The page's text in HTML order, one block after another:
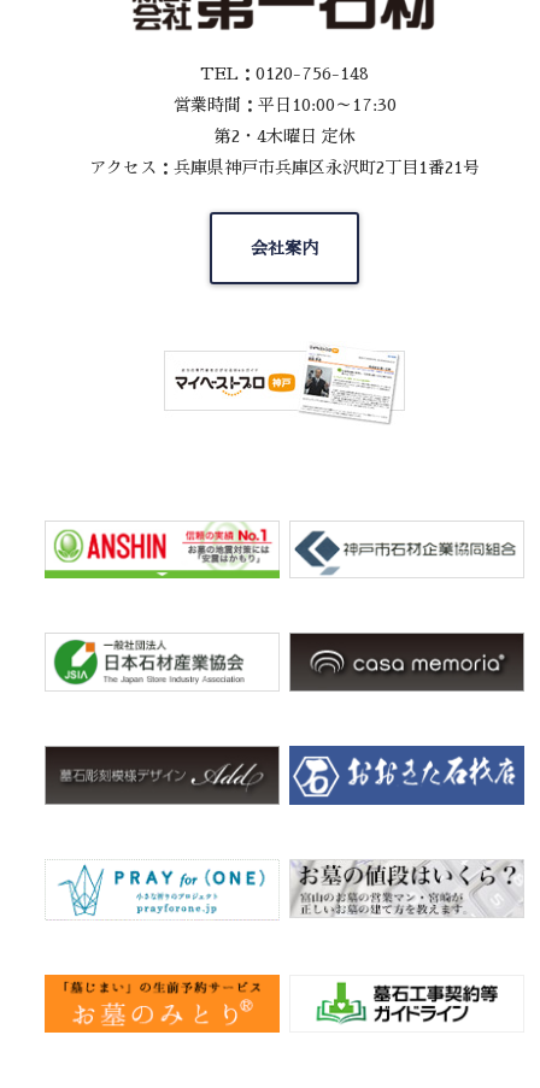
TEL：0120-756-148
営業時間：平日10:00～17:30
第2・4木曜日 定休
アクセス：兵庫県神戸市兵庫区永沢町2丁目1番21号
会社案内